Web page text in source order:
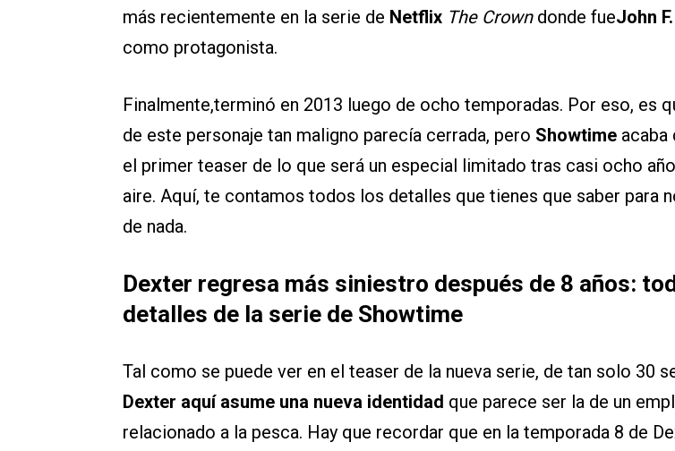
más recientemente en la serie de Netflix The Crowndonde fueJohn
como protagonista.
Finalmente,terminó en 2013 luego de ocho temporadas. Por eso, es
de este personaje tan maligno parecía cerrada, pero Showtime acaba
el primer teaser de lo que será un especial limitado tras casi ocho
aire. Aquí, te contamos todos los detalles que tienes que saber para
de nada.
Dexter regresa más siniestro después de 8 años:
detalles de la serie de Showtime
Tal como se puede ver en el teaser de la nueva serie, de tan solo 30
Dexter aquí asume una nueva identidad que parece ser la de un
relacionado a la pesca. Hay que recordar que en la temporada 8 de